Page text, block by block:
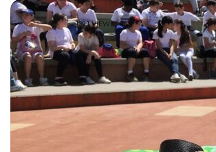
1391 VIEWS